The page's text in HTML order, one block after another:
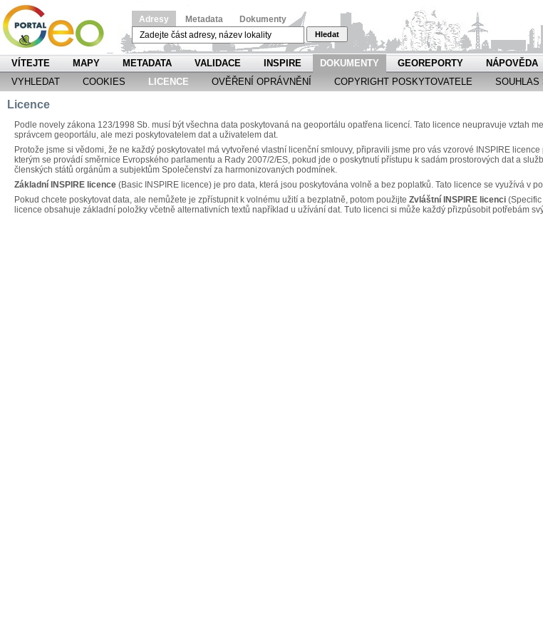
Adresy Metadata Dokumenty
Hledat
VÍTEJTE MAPY METADATA VALIDACE INSPIRE DOKUMENTY GEOREPORTY
NÁPOVĚDA
VYHLEDAT
COOKIES LICENCE OVĚŘENÍ OPRÁVNĚNÍ COPYRIGHT POSKYTOVATELE SOUHLAS
Licence
Podle novely zákona 123/1998 Sb. musí být všechna data poskytovaná na geoportálu opatřena licencí. Tato licence neupravuje vztah
správcem geoportálu, ale mezi poskytovatelem dat a uživatelem dat.
Protože jsme si vědomi, že ne každý poskytovatel má vytvořené vlastní licenční smlouvy, připravili jsme pro vás vzorové INSPIRE
kterým se provádí směrnice Evropského parlamentu a Rady 2007/2/ES, pokud jde o poskytnutí přístupu k sadám prostorových dat a
členských států orgánům a subjektům Společenství za harmonizovaných podmínek.
Základní INSPIRE licence (Basic INSPIRE licence) je pro data, která jsou poskytována volně a bez poplatků. Tato licence se využívá v
Pokud chcete poskytovat data, ale nemůžete je zpřístupnit k volnému užití a bezplatně, potom použijte Zvláštní INSPIRE licenci
licence obsahuje základní položky včetně alternativních textů například u užívání dat. Tuto licenci si může každý přizpůsobit potřebám